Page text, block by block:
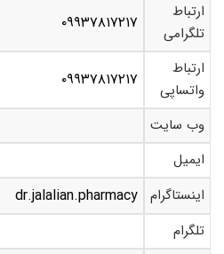
ارتباط
تلگرامی
۰۹۹۳۷۸۱۷۲۱۷
ارتباط
واتساپی
۰۹۹۳۷۸۱۷۲۱۷
وب سایت
ایمیل
اینستاگرام dr.jalalian.pharmacy
تلگرام